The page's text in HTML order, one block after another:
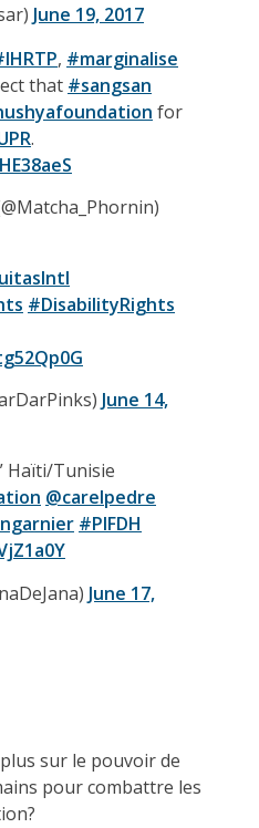
June 19, 2017
, #marginalise
that #sangsan
for
.
#DisabilityRights
June 14,
Haïti/Tunisie
@carelpedre
#PIFDH
June 17,
sur le pouvoir de
pour combattre les